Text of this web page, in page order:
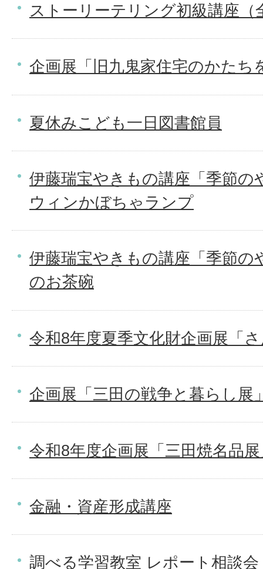
ストーリーテリング初級講座（
企画展「旧九鬼家住宅のかたち
夏休みこども一日図書館員
伊藤瑞宝やきもの講座「季節
ウィンかぼちゃランプ
伊藤瑞宝やきもの講座「季節の
のお茶碗
令和8年度夏季文化財企画展「
企画展「三田の戦争と暮らし展
令和8年度企画展「三田焼名品
金融・資産形成講座
調べる学習教室 レポート相談会